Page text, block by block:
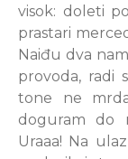
visok: doleti
prastari
Naiđu dva
provoda, radi
tone ne
doguram do
Uraaa! Na